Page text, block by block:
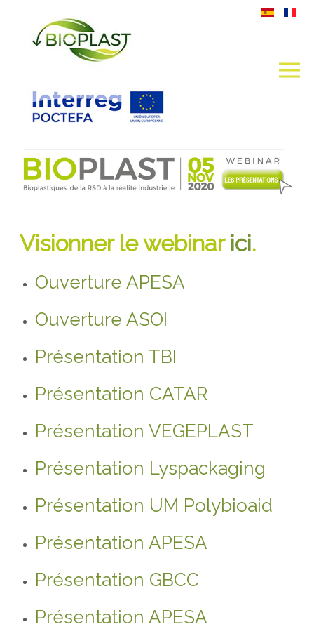
Visionner le webinar ici.
Ouverture APESA
Ouverture ASOI
Présentation TBI
Présentation CATAR
Présentation VEGEPLAST
Présentation Lyspackaging
Présentation UM Polybioaid
Présentation APESA
Présentation GBCC
Présentation APESA